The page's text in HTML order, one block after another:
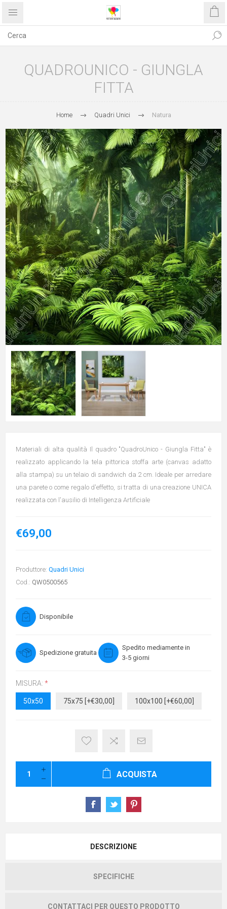
QUADROUNICO - GIUNGLA
FITTA
Home Quadri Unici Natura
Materiali di alta qualità Il quadro "QuadroUnico - Giungla Fitta" è
realizzato applicando la tela pittorica stoffa arte (canvas adatto
alla stampa) su un telaio di sandwich da 2 cm. Ideale per arredare
una parete o come regalo d'effetto, si tratta di una creazione UNICA
realizzata con l'ausilio di Intelligenza Artificiale
€69,00
Produttore: Quadri Unici
Cod.: QW0500565
Disponibile
Spedizione gratuita
Spedito mediamente in
3-5 giorni
MISURA: *
50x50 75x75 [+€30,00] 100x100 [+€60,00]
ACQUISTA
DESCRIZIONE
SPECIFICHE
CONTATTACI PER QUESTO PRODOTTO